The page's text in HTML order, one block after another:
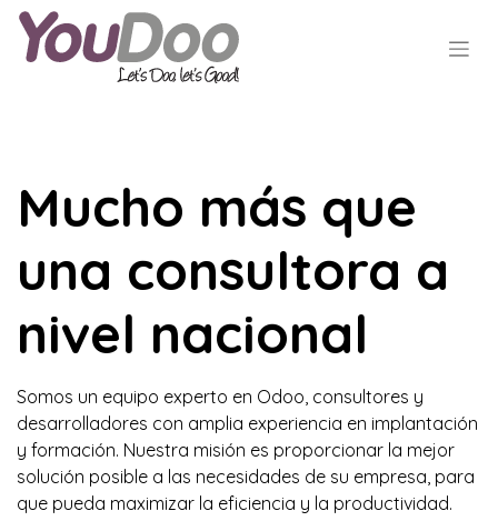
Mucho más que
una consultora a
nivel nacional
Somos un equipo experto en Odoo, consultores y
desarrolladores con amplia experiencia en implantación
y formación. Nuestra misión es proporcionar la mejor
solución posible a las necesidades de su empresa, para
que pueda maximizar la eficiencia y la productividad.